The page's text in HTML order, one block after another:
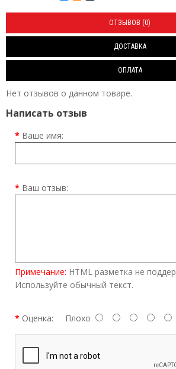
ОТЗЫВОВ (0)
ДОСТАВКА
ОПЛАТА
Нет отзывов о данном товаре.
Написать отзыв
Ваше имя:
Ваш отзыв:
Примечание: HTML разметка не
Используйте обычный текст.
Оценка: Плохо